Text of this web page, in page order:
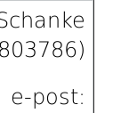
e-post: